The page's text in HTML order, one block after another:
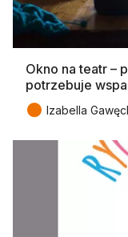
Okno na teatr –
potrzebuje
● Izabella